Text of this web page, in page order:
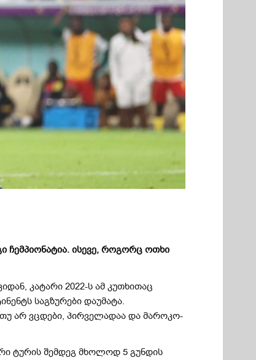
ჩემპიონატია. ისევე, როგორც ოთხი
კატარი 2022-ს ამ კუთხითაც
საგზურები დაუმატა.
არ ვცდები, პირველადაა და მაროკო-
ტურის შემდეგ მხოლოდ 5 გუნდის